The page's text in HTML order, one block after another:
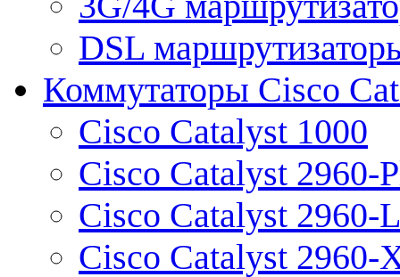
DSL
Коммутаторы Cisco
Cisco Catalyst 1000
Cisco Catalyst 2960-
Cisco Catalyst 2960-L
Cisco Catalyst 2960-